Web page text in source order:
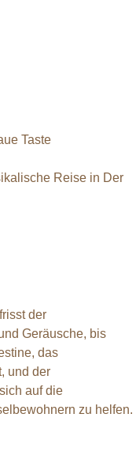
der
Geräusche, bis
das
und der
auf die
zu helfen.